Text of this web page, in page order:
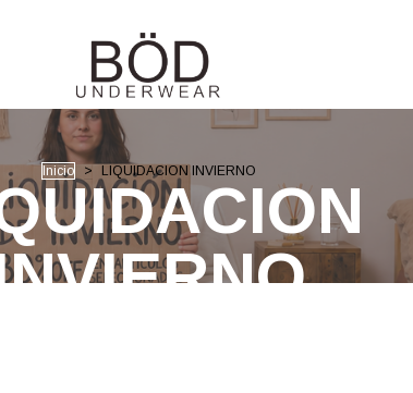
Inicio > LIQUIDACION INVIERNO